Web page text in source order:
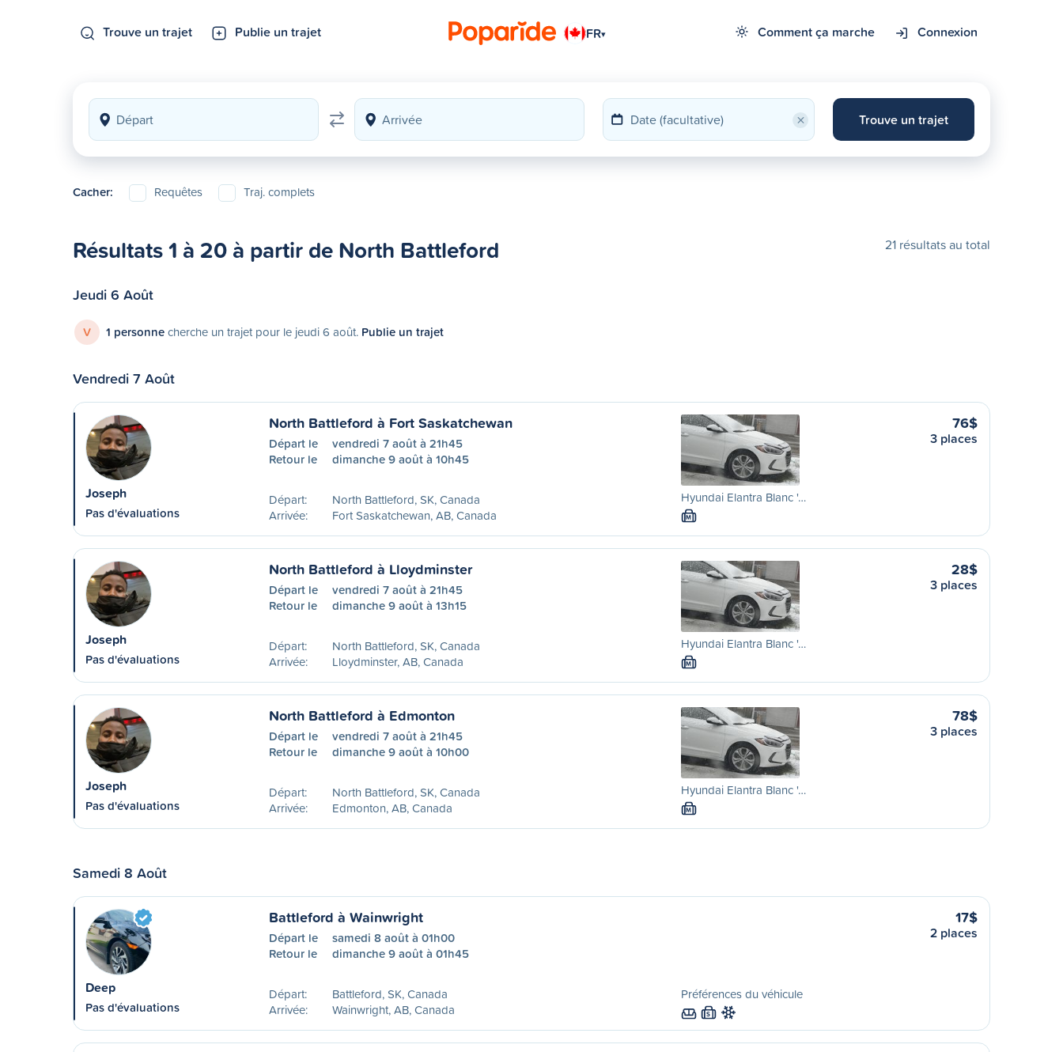
Trouve un trajet Publie un trajet FR▾ Comment ça marche Connexion
× Trouve un trajet
Cacher: Requêtes Traj. complets
Résultats 1 à 20 à partir de North Battleford 21 résultats au total
Jeudi 6 Août
V 1 personnecherche un trajet pour le jeudi 6 août. Publie un trajet
Vendredi 7 Août
Joseph
Pas d'évaluations
North Battleford à Fort Saskatchewan
Départ le
vendredi 7 août à 21h45
Retour le
dimanche 9 août à 10h45
Départ:
North Battleford, SK, Canada
Arrivée:
Fort Saskatchewan, AB, Canada
Hyundai Elantra Blanc '…
M
76$
3 places
Joseph
Pas d'évaluations
North Battleford à Lloydminster
Départ le
vendredi 7 août à 21h45
Retour le
dimanche 9 août à 13h15
Départ:
North Battleford, SK, Canada
Arrivée:
Lloydminster, AB, Canada
Hyundai Elantra Blanc '…
M
28$
3 places
Joseph
Pas d'évaluations
North Battleford à Edmonton
Départ le
vendredi 7 août à 21h45
Retour le
dimanche 9 août à 10h00
Départ:
North Battleford, SK, Canada
Arrivée:
Edmonton, AB, Canada
Hyundai Elantra Blanc '…
M
78$
3 places
Samedi 8 Août
Deep
Pas d'évaluations
Battleford à Wainwright
Départ le
samedi 8 août à 01h00
Retour le
dimanche 9 août à 01h45
Départ:
Battleford, SK, Canada
Arrivée:
Wainwright, AB, Canada
Préférences du véhicule
S
17$
2 places